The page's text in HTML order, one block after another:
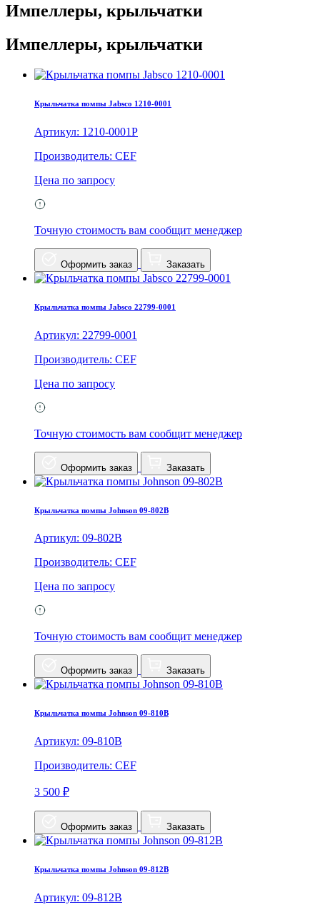
Импеллеры, крыльчатки
Импеллеры, крыльчатки
Крыльчатка помпы Jabsco 1210-0001
Артикул: 1210-0001P
Производитель: CEF
Цена по запросу
Точную стоимость вам сообщит менеджер
Оформить заказ Заказать
Крыльчатка помпы Jabsco 22799-0001
Артикул: 22799-0001
Производитель: CEF
Цена по запросу
Точную стоимость вам сообщит менеджер
Оформить заказ Заказать
Крыльчатка помпы Johnson 09-802B
Артикул: 09-802B
Производитель: CEF
Цена по запросу
Точную стоимость вам сообщит менеджер
Оформить заказ Заказать
Крыльчатка помпы Johnson 09-810B
Артикул: 09-810B
Производитель: CEF
3 500 ₽
Оформить заказ Заказать
Крыльчатка помпы Johnson 09-812B
Артикул: 09-812B